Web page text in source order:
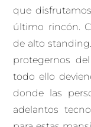
que
último rincón.
de alto
protegernos
todo ello
donde las
adelantos